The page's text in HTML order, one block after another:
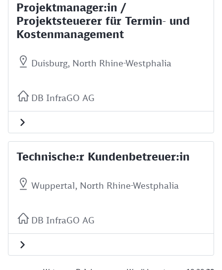
Projektmanager:in /
Projektsteuerer für Termin- und
Kostenmanagement
Duisburg, North Rhine-Westphalia
DB InfraGO AG
Technische:r Kundenbetreuer:in
Wuppertal, North Rhine-Westphalia
DB InfraGO AG